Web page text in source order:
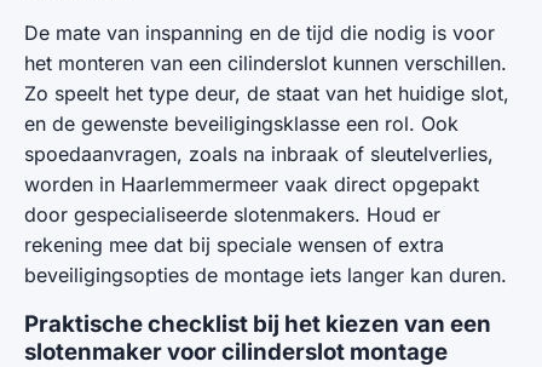
De mate van inspanning en de tijd die nodig is voor
het monteren van een cilinderslot kunnen verschillen.
Zo speelt het type deur, de staat van het huidige slot,
en de gewenste beveiligingsklasse een rol. Ook
spoedaanvragen, zoals na inbraak of sleutelverlies,
worden in Haarlemmermeer vaak direct opgepakt
door gespecialiseerde slotenmakers. Houd er
rekening mee dat bij speciale wensen of extra
beveiligingsopties de montage iets langer kan duren.
Praktische checklist bij het kiezen van een
slotenmaker voor cilinderslot montage